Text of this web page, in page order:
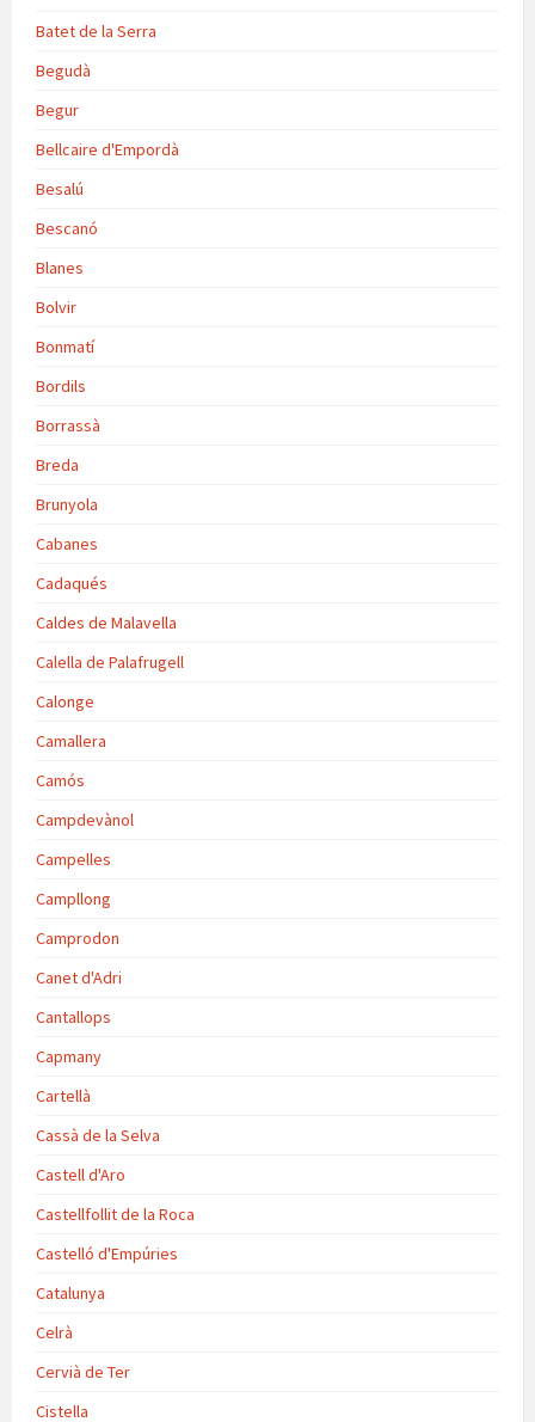
Batet de la Serra
Begudà
Begur
Bellcaire d'Empordà
Besalú
Bescanó
Blanes
Bolvir
Bonmatí
Bordils
Borrassà
Breda
Brunyola
Cabanes
Cadaqués
Caldes de Malavella
Calella de Palafrugell
Calonge
Camallera
Camós
Campdevànol
Campelles
Campllong
Camprodon
Canet d'Adri
Cantallops
Capmany
Cartellà
Cassà de la Selva
Castell d'Aro
Castellfollit de la Roca
Castelló d'Empúries
Catalunya
Celrà
Cervià de Ter
Cistella